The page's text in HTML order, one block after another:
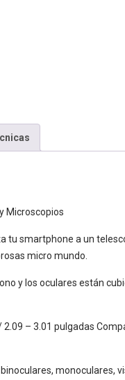
Microscopios
smartphone a un
micro mundo.
y los oculares están
– 3.01 pulgadas
monoculares,